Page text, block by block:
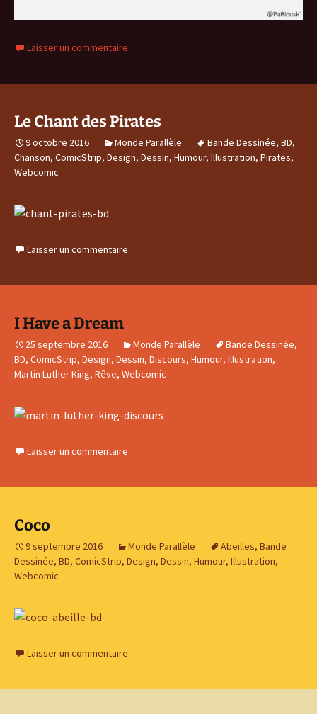
Laisser un commentaire
Le Chant des Pirates
9 octobre 2016 Monde Parallèle Bande Dessinée, BD,
Chanson, ComicStrip, Design, Dessin, Humour, Illustration, Pirates,
Webcomic
Laisser un commentaire
I Have a Dream
25 septembre 2016 Monde Parallèle Bande Dessinée,
BD, ComicStrip, Design, Dessin, Discours, Humour, Illustration,
Martin Luther King, Rêve, Webcomic
Laisser un commentaire
Coco
9 septembre 2016 Monde Parallèle Abeilles, Bande
Dessinée, BD, ComicStrip, Design, Dessin, Humour, Illustration,
Webcomic
Laisser un commentaire